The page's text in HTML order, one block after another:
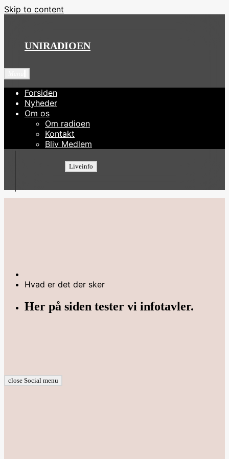
Skip to content
UNIRADIOEN
Forsiden
Nyheder
Om os
Om radioen
Kontakt
Bliv Medlem
Liveinfo
Hvad er det der sker
Her på siden tester vi infotavler.
close Social menu